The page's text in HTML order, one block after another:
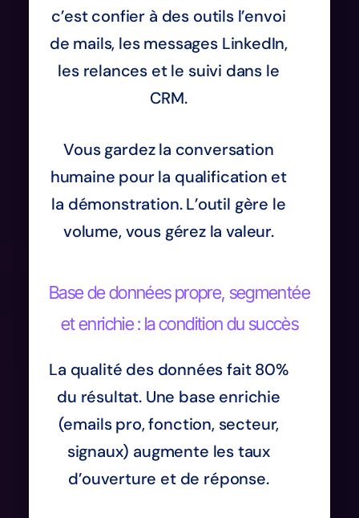
c’est confier à des outils l’envoi
de mails, les messages LinkedIn,
les relances et le suivi dans le
CRM.
Vous gardez la conversation
humaine pour la qualification et
la démonstration. L’outil gère le
volume, vous gérez la valeur.
Base de données propre, segmentée
et enrichie : la condition du succès
La qualité des données fait 80%
du résultat. Une base enrichie
(emails pro, fonction, secteur,
signaux) augmente les taux
d’ouverture et de réponse.